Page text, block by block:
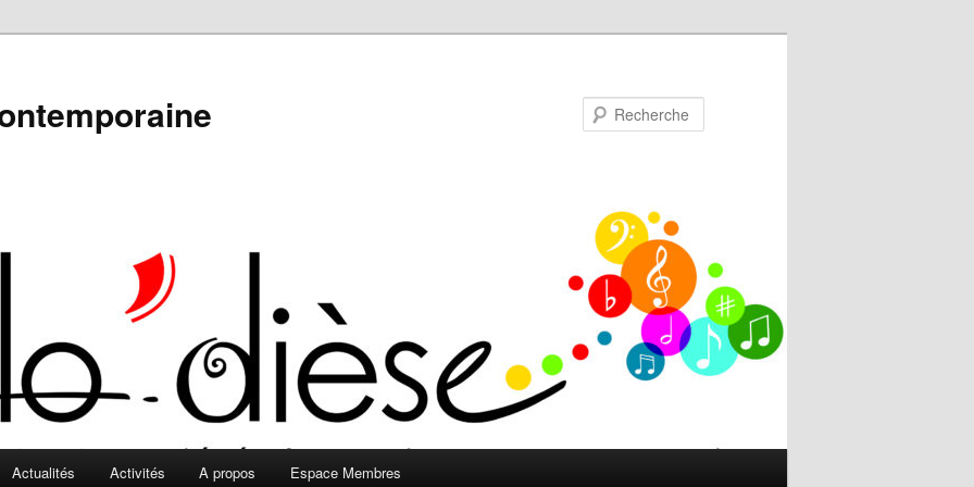
Actualités Activités A propos Espace Membres